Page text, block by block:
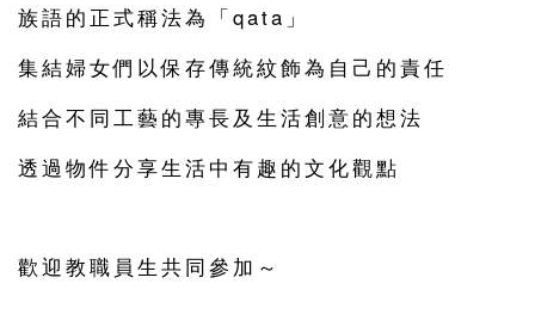
族語的正式稱法為「qata」
集結婦女們以保存傳統紋飾為自己的責任
結合不同工藝的專長及生活創意的想法
透過物件分享生活中有趣的文化觀點
歡迎教職員生共同參加～